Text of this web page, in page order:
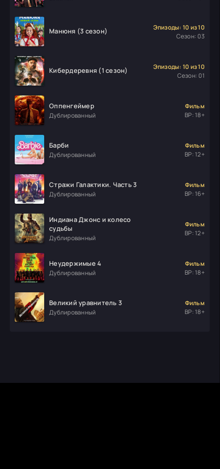
Манюня (3 сезон)
Эпизоды: 10 из 10
Сезон: 03
Кибердеревня (1 сезон)
Эпизоды: 10 из 10
Сезон: 01
Оппенгеймер
Дублированный
Фильм
ВР: 18+
Барби
Дублированный
Фильм
ВР: 12+
Стражи Галактики. Часть 3
Дублированный
Фильм
ВР: 16+
Индиана Джонс и колесо
судьбы
Дублированный
Фильм
ВР: 12+
Неудержимые 4
Дублированный
Фильм
ВР: 18+
Великий уравнитель 3
Дублированный
Фильм
ВР: 18+